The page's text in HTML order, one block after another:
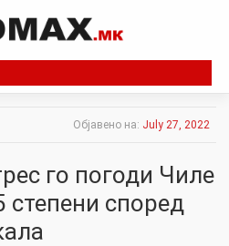
Објавено на: July 27, 2022
го погоди Чиле
степени според